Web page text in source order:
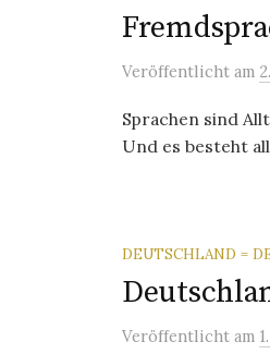
Veröffentlicht am
Sprachen sind
Und es besteht
DEUTSCHLAND =
Veröffentlicht am